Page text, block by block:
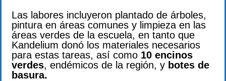
Las labores incluyeron plantado de árboles,
pintura en áreas comunes y limpieza en las
áreas verdes de la escuela, en tanto que
Kandelium donó los materiales necesarios
para estas tareas, así como 10 encinos
verdes, endémicos de la región, y botes de
basura.